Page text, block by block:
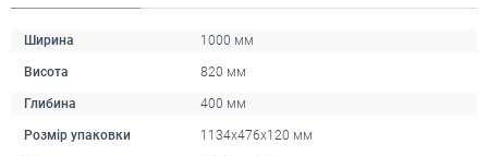
Ширина 1000 мм
Висота 820 мм
Глибина 400 мм
Розмір упаковки 1134х476х120 мм